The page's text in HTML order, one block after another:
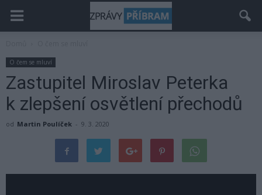
O čem se mluví
Zastupitel Miroslav Peterka
k zlepšení osvětlení přechodů
od Martin Poulíček - 9. 3. 2020